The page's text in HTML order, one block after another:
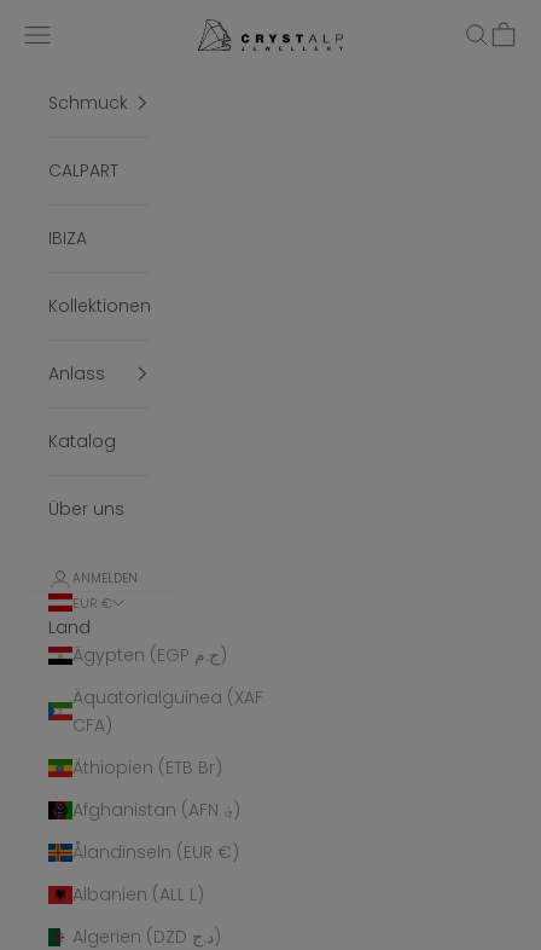
crystalpjewelry
Menü Suchen
Schmuck
CALPART
IBIZA
Kollektionen
Anlass
Katalog
Über uns
ANMELDEN
EUR €
Land
Ägypten (EGP ج.م)
Äquatorialguinea (XAF
CFA)
Äthiopien (ETB Br)
Afghanistan (AFN ؋)
Ålandinseln (EUR €)
Albanien (ALL L)
Algerien (DZD د.ج)